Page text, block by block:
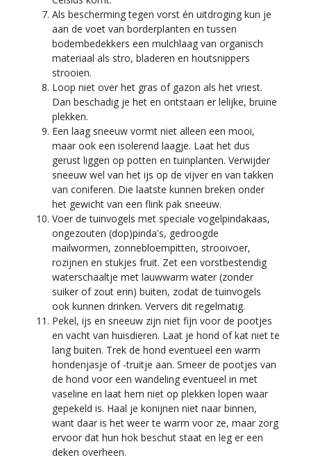
Als bescherming tegen vorst én uitdroging kun je
aan de voet van borderplanten en tussen
bodembedekkers een mulchlaag van organisch
materiaal als stro, bladeren en houtsnippers
strooien.
Loop niet over het gras of gazon als het vriest.
Dan beschadig je het en ontstaan er lelijke, bruine
plekken.
Een laag sneeuw vormt niet alleen een mooi,
maar ook een isolerend laagje. Laat het dus
gerust liggen op potten en tuinplanten. Verwijder
sneeuw wel van het ijs op de vijver en van takken
van coniferen. Die laatste kunnen breken onder
het gewicht van een flink pak sneeuw.
Voer de tuinvogels met speciale vogelpindakaas,
ongezouten (dop)pinda's, gedroogde
mailwormen, zonnebloempitten, strooivoer,
rozijnen en stukjes fruit. Zet een vorstbestendig
waterschaaltje met lauwwarm water (zonder
suiker of zout erin) buiten, zodat de tuinvogels
ook kunnen drinken. Ververs dit regelmatig.
Pekel, ijs en sneeuw zijn niet fijn voor de pootjes
en vacht van huisdieren. Laat je hond of kat niet te
lang buiten. Trek de hond eventueel een warm
hondenjasje of -truitje aan. Smeer de pootjes van
de hond voor een wandeling eventueel in met
vaseline en laat hem niet op plekken lopen waar
gepekeld is. Haal je konijnen niet naar binnen,
want daar is het weer te warm voor ze, maar zorg
ervoor dat hun hok beschut staat en leg er een
deken overheen.